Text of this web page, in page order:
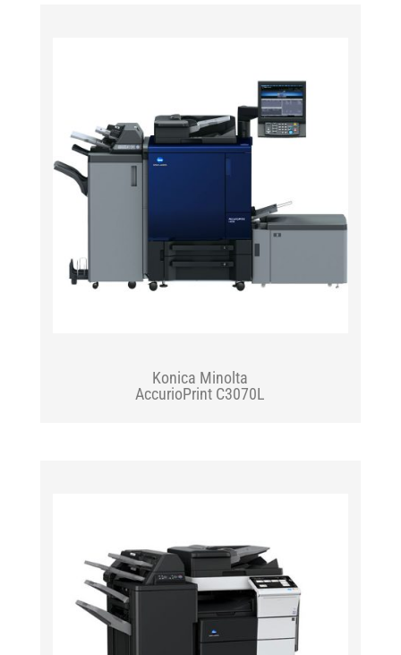
Konica Minolta
AccurioPrint C3070L